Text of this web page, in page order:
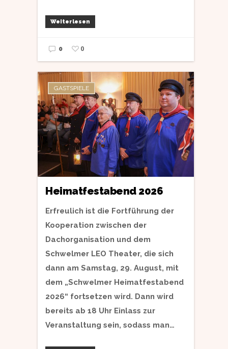
Weiterlesen
0 0
GASTSPIELE
Heimatfestabend 2026
Erfreulich ist die Fortführung der
Kooperation zwischen der
Dachorganisation und dem
Schwelmer LEO Theater, die sich
dann am Samstag, 29. August, mit
dem „Schwelmer Heimatfestabend
2026“ fortsetzen wird. Dann wird
bereits ab 18 Uhr Einlass zur
Veranstaltung sein, sodass man…